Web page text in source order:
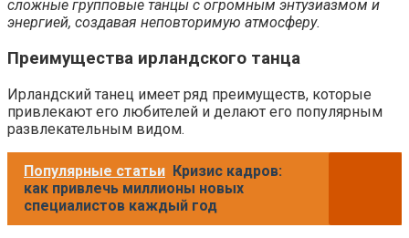
сложные групповые танцы с огромным энтузиазмом и
энергией, создавая неповторимую атмосферу.
Преимущества ирландского танца
Ирландский танец имеет ряд преимуществ, которые
привлекают его любителей и делают его популярным
развлекательным видом.
Популярные статьи Кризис кадров:
как привлечь миллионы новых
специалистов каждый год